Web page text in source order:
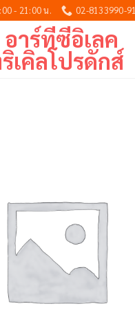
- 21:00 น. 02-8133990-91